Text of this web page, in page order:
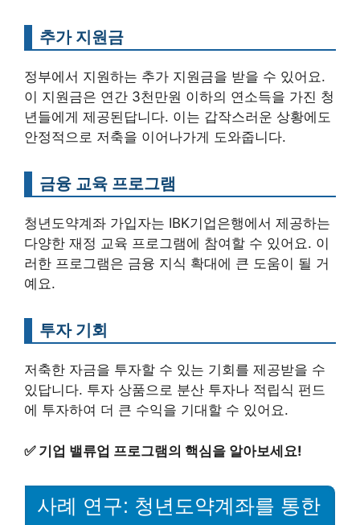
추가 지원금
정부에서 지원하는 추가 지원금을 받을 수 있어요.
이 지원금은 연간 3천만원 이하의 연소득을 가진 청
년들에게 제공된답니다. 이는 갑작스러운 상황에도
안정적으로 저축을 이어나가게 도와줍니다.
금융 교육 프로그램
청년도약계좌 가입자는 IBK기업은행에서 제공하는
다양한 재정 교육 프로그램에 참여할 수 있어요. 이
러한 프로그램은 금융 지식 확대에 큰 도움이 될 거
예요.
투자 기회
저축한 자금을 투자할 수 있는 기회를 제공받을 수
있답니다. 투자 상품으로 분산 투자나 적립식 펀드
에 투자하여 더 큰 수익을 기대할 수 있어요.
✅ 기업 밸류업 프로그램의 핵심을 알아보세요!
사례 연구: 청년도약계좌를 통한